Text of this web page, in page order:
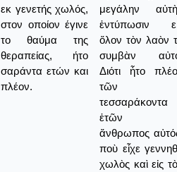
εκ γενετής χωλός,
στον οποίον έγινε
το θαύμα της
θεραπείας, ήτο
σαράντα ετών και
πλέον.
μεγάλην
ἐντύπωσιν
ὅλον τὸν λαὸν
συμβὰν
Διότι ἦτο
τῶν
τεσσαράκοντα
ἐτῶν
ἄνθρωπος
ποὺ εἶχε
χωλὸς καὶ εἰς